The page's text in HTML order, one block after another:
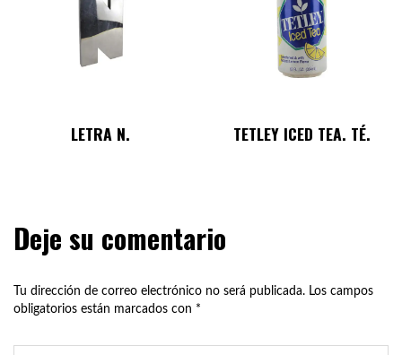
LETRA N. TETLEY ICED TEA. TÉ.
Deje su comentario
Tu dirección de correo electrónico no será publicada. Los campos
obligatorios están marcados con *